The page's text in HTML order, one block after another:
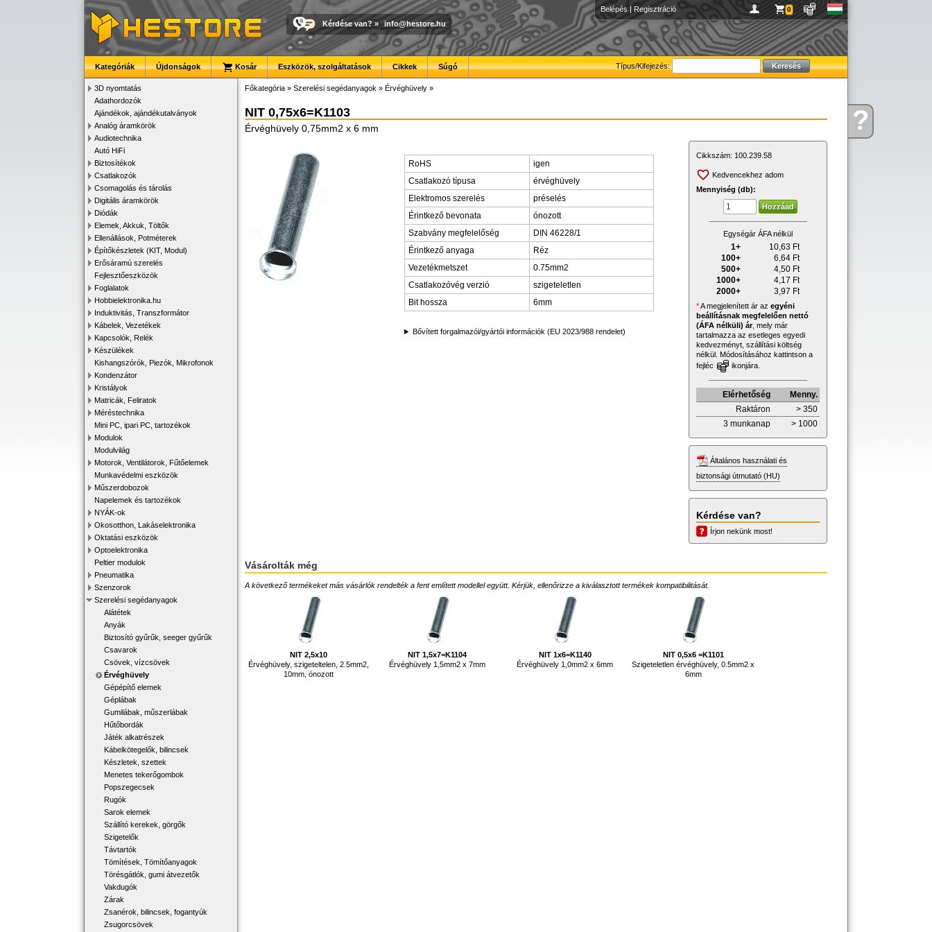
Kérdése?
Belépés | Regisztráció 0
Kérdése van? » info@hestore.hu
Típus/Kifejezés:
Kategóriák Újdonságok Kosár Eszközök, szolgáltatások Cikkek Súgó
3D nyomtatás
Adathordozók
Ajándékok, ajándékutalványok
Analóg áramkörök
Audiotechnika
Autó HiFi
Biztosítékok
Csatlakozók
Csomagolás és tárolás
Digitális áramkörök
Diódák
Elemek, Akkuk, Töltők
Ellenállások, Potméterek
Építőkészletek (KIT, Modul)
Erősáramú szerelés
Fejlesztőeszközök
Foglalatok
Hobbielektronika.hu
Induktivitás, Transzformátor
Kábelek, Vezetékek
Kapcsolók, Relék
Készülékek
Kishangszórók, Piezók, Mikrofonok
Kondenzátor
Kristályok
Matricák, Feliratok
Méréstechnika
Mini PC, ipari PC, tartozékok
Modulok
Modulvilág
Motorok, Ventilátorok, Fűtőelemek
Munkavédelmi eszközök
Műszerdobozok
Napelemek és tartozékok
NYÁK-ok
Okosotthon, Lakáselektronika
Oktatási eszközök
Optoelektronika
Peltier modulok
Pneumatika
Szenzorok
Szerelési segédanyagok
Alátétek
Anyák
Biztosító gyűrűk, seeger gyűrűk
Csavarok
Csövek, vízcsövek
Érvéghüvely
Gépépítő elemek
Géplábak
Gumilábak, műszerlábak
Hűtőbordák
Játék alkatrészek
Kábelkötegelők, bilincsek
Készletek, szettek
Menetes tekerőgombok
Popszegecsek
Rugók
Sarok elemek
Szállító kerekek, görgők
Szigetelők
Távtartók
Tömítések, Tömítőanyagok
Törésgátlók, gumi átvezetők
Vakdugók
Zárak
Zsanérok, bilincsek, fogantyúk
Zsugorcsövek
Főkategória » Szerelési segédanyagok » Érvéghüvely »
NIT 0,75x6=K1103
Érvéghüvely 0,75mm2 x 6 mm
RoHS
igen
Csatlakozó típusa
érvéghüvely
Elektromos szerelés
préselés
Érintkező bevonata
ónozott
Szabvány megfelelőség
DIN 46228/1
Érintkező anyaga
Réz
Vezetékmetszet
0.75mm2
Csatlakozóvég verzió
szigeteletlen
Bit hossza
6mm
Bővített forgalmazói/gyártói információk (EU 2023/988 rendelet)
Cikkszám: 100.239.58
Kedvencekhez adom
Mennyiség (db):
Egységár ÁFA nélkül
1+ 10,63 Ft
100+
6,64 Ft
500+
4,50 Ft
1000+
4,17 Ft
2000+
3,97 Ft
*A megjelenített ár az egyéni
beállításnak megfelelően nettó
(ÁFA nélküli) ár, mely már
tartalmazza az esetleges egyedi
kedvezményt, szállítási költség
nélkül. Módosításához kattintson a
fejléc
ikonjára.
Elérhetőség
Menny.
Raktáron
> 350
3 munkanap
> 1000
Általános használati és
biztonsági útmutató (HU)
Kérdése van?
Írjon nekünk most!
Vásárolták még
A következő termékeket más vásárlók rendelték a fent említett modellel együtt. Kérjük, ellenőrizze a kiválasztott termékek kompatibilitását.
NIT 2,5x10
Érvéghüvely, szigeteltelen, 2.5mm2,
10mm, ónozott
NIT 1,5x7=K1104
Érvéghüvely 1,5mm2 x 7mm
NIT 1x6=K1140
Érvéghüvely 1,0mm2 x 6mm
NIT 0,5x6 =K1101
Szigeteletlen érvéghüvely, 0.5mm2 x
6mm